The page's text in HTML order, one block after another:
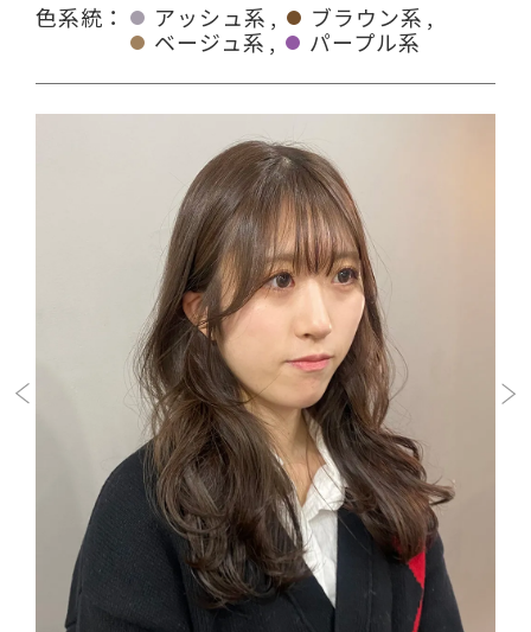
色系統：
アッシュ系
ブラウン系
ベージュ系
パープル系